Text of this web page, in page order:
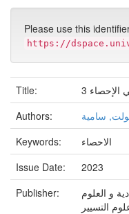
Please use this
https://
Title:
3
Authors:
سامية
Keywords:
الاحصاء
Issue Date:
2023
Publisher:
و العلوم
التسيير